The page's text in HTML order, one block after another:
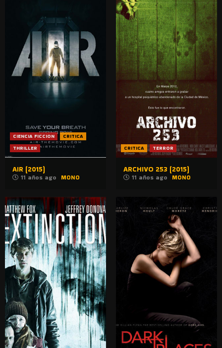
CIENCIA FICCION
CRITICA
THRILLER
AIR (2015)
11 años ago MONO
CRITICA TERROR
ARCHIVO 253 (2015)
11 años ago MONO